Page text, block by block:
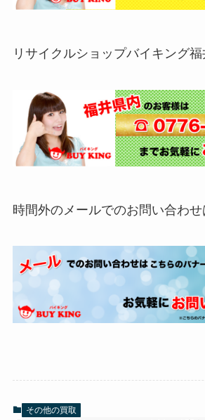
リサイクルショップバイキング
時間外のメールでのお問い合わせ
その他の買取